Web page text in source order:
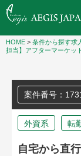
HOME > 条件から探す求
担当】アフターマーケッ
案件番号：
外資系 転
自宅から直